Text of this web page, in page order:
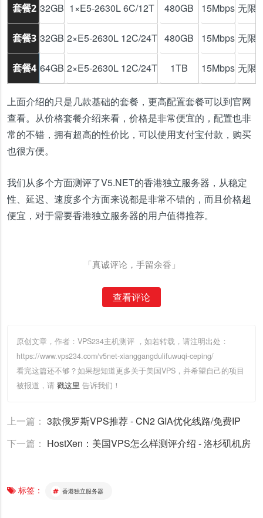
套餐2
套餐3
套餐4
32GB
32GB
64GB
1×E5-2630L 6C/12T
2×E5-2630L 12C/24T
2×E5-2630L 12C/24T
480GB
480GB
1TB
15Mbps
15Mbps
15Mbps
无限
无限
无限
上面介绍的只是几款基础的套餐，更高配置套餐可以到官网
查看。从价格套餐介绍来看，价格是非常便宜的，配置也非
常的不错，拥有超高的性价比，可以使用支付宝付款，购买
也很方便。
我们从多个方面测评了V5.NET的香港独立服务器，从稳定
性、延迟、速度多个方面来说都是非常不错的，而且价格超
便宜，对于需要香港独立服务器的用户值得推荐。
「真诚评论，手留余香」
查看评论
原创文章，作者：VPS234主机测评 ，如若转载，请注明出处：
https://www.vps234.com/v5net-xianggangdulifuwuqi-ceping/
看完这篇还不够？如果想知道更多关于美国VPS，并希望自己的项目
被报道，请 戳这里 告诉我们！
上一篇： 3款俄罗斯VPS推荐 - CN2 GIA优化线路/免费IP
下一篇： HostXen：美国VPS怎么样测评介绍 - 洛杉矶机房
标签： 香港独立服务器